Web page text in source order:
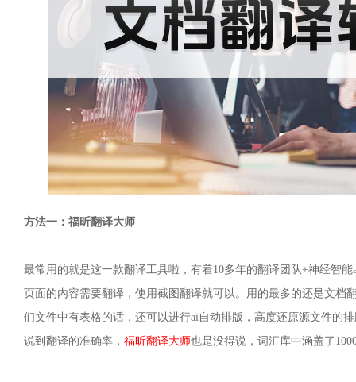
方法一：福昕翻译大师
最常用的就是这一款翻译工具啦，有着10多年的翻译团队+神经智
页面的内容需要翻译，使用截图翻译就可以。用的最多的还是文档
们文件中有表格的话，还可以进行ai自动排版，高度还原源文件的
说到翻译的准确率， 福昕翻译大师也是没得说，词汇库中涵盖了